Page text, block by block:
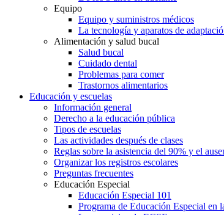
Equipo
Equipo y suministros médicos
La tecnología y aparatos de
Alimentación y salud bucal
Salud bucal
Cuidado dental
Problemas para comer
Trastornos alimentarios
Educación y escuelas
Información general
Derecho a la educación pública
Tipos de escuelas
Las actividades después de clases
Reglas sobre la asistencia del 90% y el
Organizar los registros escolares
Preguntas frecuentes
Educación Especial
Educación Especial 101
Programa de Educación Especial en